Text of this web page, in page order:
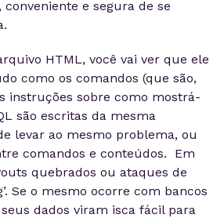
e segura de se
HTML, você vai ver que ele
como os comandos (que são,
instruções sobre como mostrá-
são escritas da mesma
levar ao mesmo problema, ou
comandos e conteúdos. Em
quebrados ou ataques de
Se o mesmo ocorre com bancos
dados viram isca fácil para